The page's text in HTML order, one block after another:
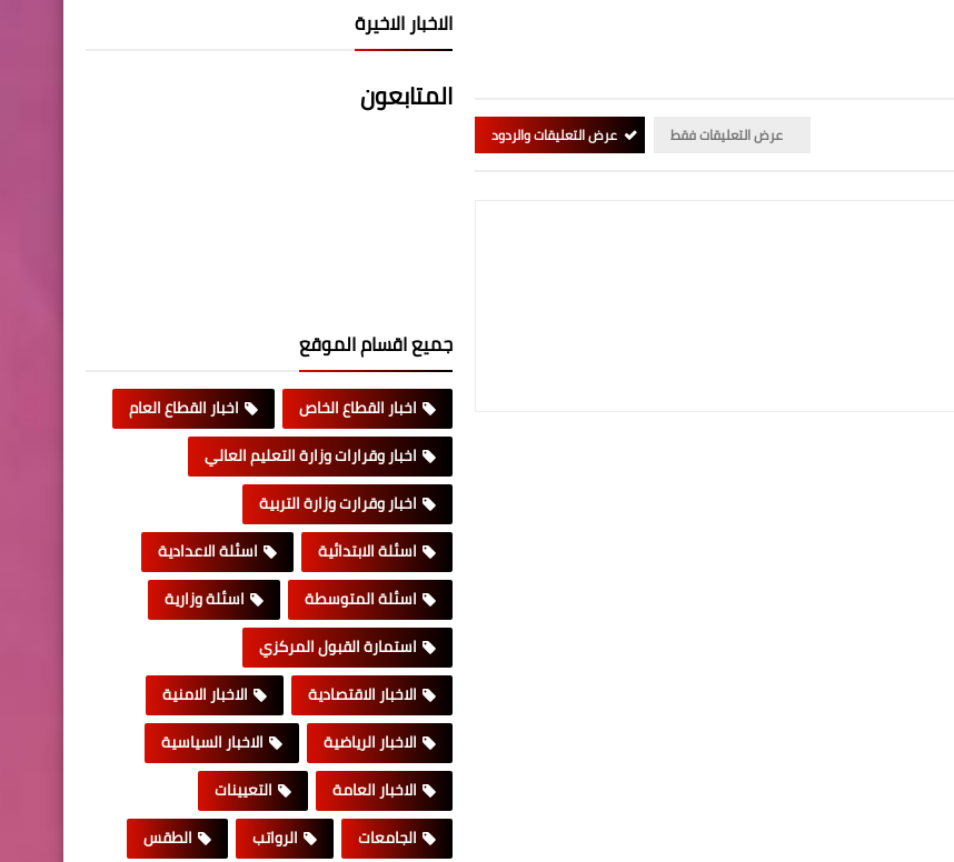
عرض التعليقات فقط عرض التعليقات والردود
الاخبار الاخيرة
المتابعون
جميع اقسام الموقع
اخبار القطاع الخاص
اخبار القطاع العام
اخبار وقرارات وزارة التعليم العالي
اخبار وقرارت وزارة التربية
اسئلة الابتدائية
اسئلة الاعدادية
اسئلة المتوسطة
اسئلة وزارية
استمارة القبول المركزي
الاخبار الاقتصادية
الاخبار الامنية
الاخبار الرياضية
الاخبار السياسية
الاخبار العامة
التعيينات
الجامعات
الرواتب الطقس